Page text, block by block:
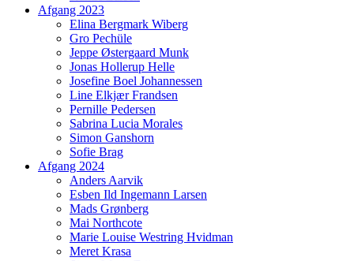
Afgang 2023
Elina Bergmark Wiberg
Gro Pechüle
Jeppe Østergaard Munk
Jonas Hollerup Helle
Josefine Boel Johannessen
Line Elkjær Frandsen
Pernille Pedersen
Sabrina Lucia Morales
Simon Ganshorn
Sofie Brag
Afgang 2024
Anders Aarvik
Esben Ild Ingemann Larsen
Mads Grønberg
Mai Northcote
Marie Louise Westring Hvidman
Meret Krasa